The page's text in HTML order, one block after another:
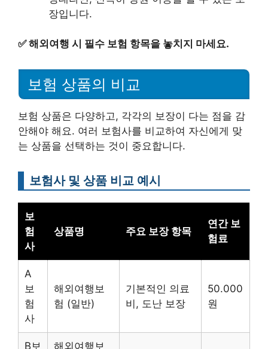
장입니다.
✅해외여행 시 필수 보험 항목을 놓치지 마세요.
보험 상품의 비교
보험 상품은 다양하고, 각각의 보장이 다는 점을 감
안해야 해요. 여러 보험사를 비교하여 자신에게 맞
는 상품을 선택하는 것이 중요합니다.
보험사 및 상품 비교 예시
보
험
사
상품명 주요 보장 항목
연간 보
험료
A
보
험
사
해외여행보
험 (일반)
기본적인 의료
비, 도난 보장
50.000
원
B보 해외여행보